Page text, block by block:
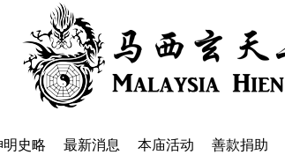
史略 最新消息 本庙活动 善款捐助
神明史略 最新消息 本庙活动 善款捐助